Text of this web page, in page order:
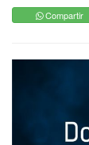
Compartir